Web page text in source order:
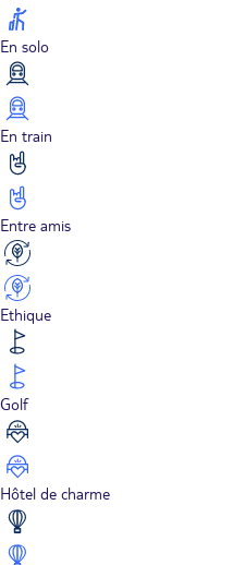
En solo
En train
Entre amis
Ethique
Golf
Hôtel de charme